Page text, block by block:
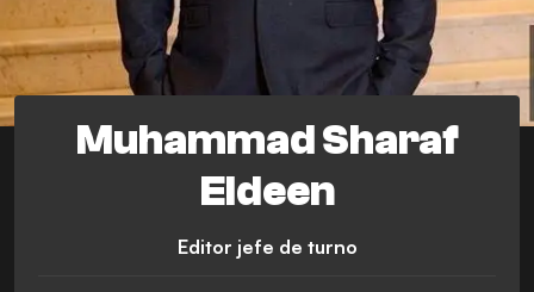
Muhammad Sharaf
Eldeen
Editor jefe de turno